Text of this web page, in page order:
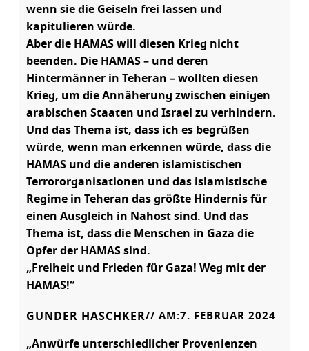
wenn sie die Geiseln frei lassen und
kapitulieren würde.
Aber die HAMAS will diesen Krieg nicht
beenden. Die HAMAS – und deren
Hintermänner in Teheran – wollten diesen
Krieg, um die Annäherung zwischen einigen
arabischen Staaten und Israel zu verhindern.
Und das Thema ist, dass ich es begrüßen
würde, wenn man erkennen würde, dass die
HAMAS und die anderen islamistischen
Terrororganisationen und das islamistische
Regime in Teheran das größte Hindernis für
einen Ausgleich in Nahost sind. Und das
Thema ist, dass die Menschen in Gaza die
Opfer der HAMAS sind.
„Freiheit und Frieden für Gaza! Weg mit der
HAMAS!“
GUNDER HASCHKER// AM:7. FEBRUAR 2024
„Anwürfe unterschiedlicher Provenienzen